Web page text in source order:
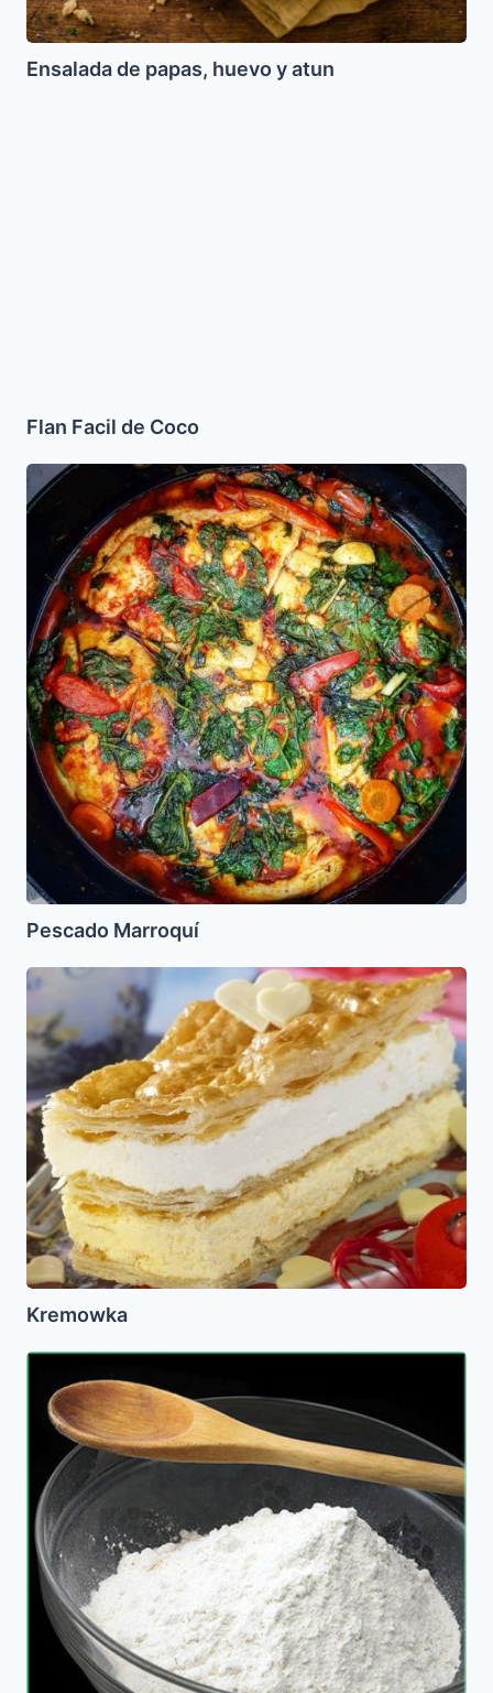
Ensalada de papas, huevo y atun
Flan Facil de Coco
Pescado
Marroquí
Pescado Marroquí
Kremowka
Kremowka
Harina
Arroz